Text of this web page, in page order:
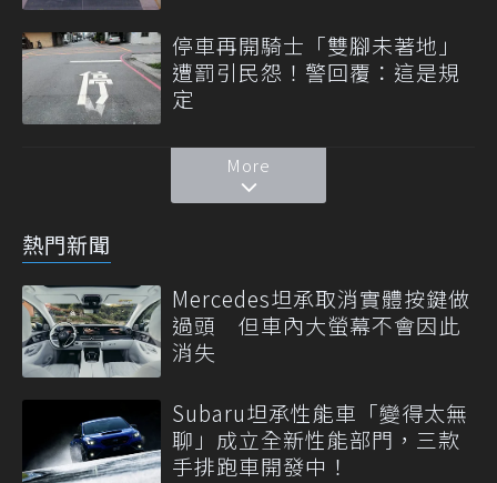
停車再開騎士「雙腳未著地」
遭罰引民怨！警回覆：這是規
定
More
熱門新聞
Mercedes坦承取消實體按鍵做
過頭 但車內大螢幕不會因此
消失
Subaru坦承性能車「變得太無
聊」成立全新性能部門，三款
手排跑車開發中！